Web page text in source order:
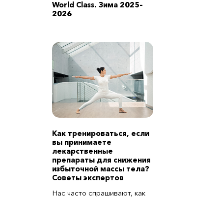
World Class. Зима 2025–
2026
Как тренироваться, если
вы принимаете
лекарственные
препараты для снижения
избыточной массы тела?
Советы экспертов
Нас часто спрашивают, как